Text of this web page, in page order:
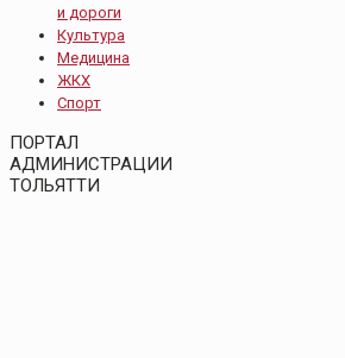
и дороги
Культура
Медицина
ЖКХ
Спорт
ПОРТАЛ
АДМИНИСТРАЦИИ
ТОЛЬЯТТИ